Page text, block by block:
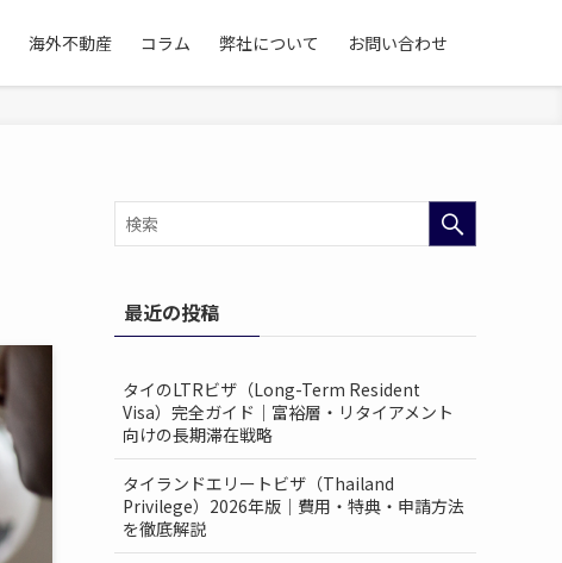
海外不動産 コラム 弊社について お問い合わせ
最近の投稿
タイのLTRビザ（Long-Term Resident
Visa）完全ガイド｜富裕層・リタイアメント
向けの長期滞在戦略
タイランドエリートビザ（Thailand
Privilege）2026年版｜費用・特典・申請方法
を徹底解説